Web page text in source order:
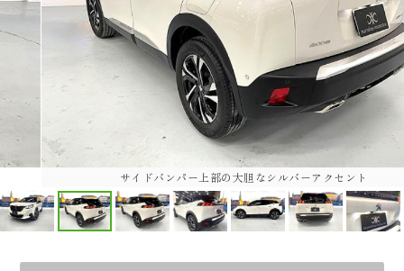
サイドバンパー上部の大胆なシルバーアクセント